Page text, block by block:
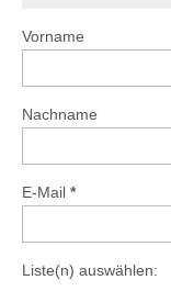
Vorname
Nachname
E-Mail *
Liste(n) auswählen: